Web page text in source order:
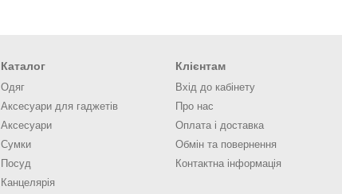
Каталог
Одяг
Аксесуари для гаджетів
Аксесуари
Сумки
Посуд
Канцелярія
Клієнтам
Вхід до кабінету
Про нас
Оплата і доставка
Обмін та повернення
Контактна інформація